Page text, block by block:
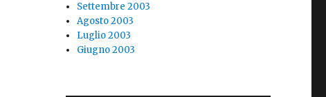
Settembre 2003
Agosto 2003
Luglio 2003
Giugno 2003